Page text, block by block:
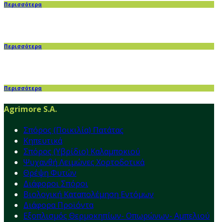
Περισσότερα
Περισσότερα
Περισσότερα
Agrimore S.A.
Σπόρος (Ποικιλία) Πατάτας
Κηπευτικά
Σπόρος (Υβρίδιο) Καλαμποκιού
Ψυχανθή Λειμώνες Χορτοδοτικά
Θρέψη Φυτών
Διάφοροι Σπόροι
Βιολογική Καταπολέμηση Εντόμων
Διάφορα Προϊόντα
Εξοπλισμός Θερμοκηπίων- Οπωρώνων- Αμπελιού